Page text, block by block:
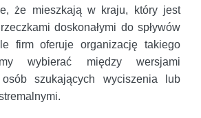
że mieszkają w kraju, który jest
doskonałymi do spływów
firm oferuje organizację takiego
wybierać między wersjami
szukających wyciszenia lub